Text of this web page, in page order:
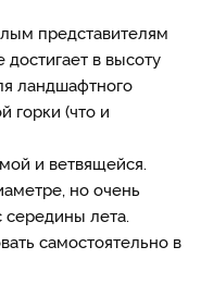
представителям
достигает в высоту
ландшафтного
горки (что и
и ветвящейся.
но очень
середины лета.
самостоятельно в